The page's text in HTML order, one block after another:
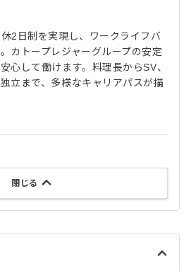
2日制を実現し、ワークライフバ
カトープレジャーグループの安定
心して働けます。料理長からSV、
立まで、多様なキャリアパスが描
閉じる